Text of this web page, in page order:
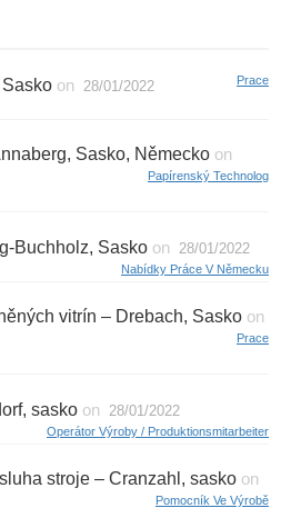
on 28/01/2022 Prace
Sasko, Německo on
Papírenský Technolog
Buchholz, Sasko on 28/01/2022
Nabídky Práce V Německu
vitrín – Drebach, Sasko on
Prace
sasko on 28/01/2022
Operátor Výroby / Produktionsmitarbeiter
stroje – Cranzahl, sasko on
Pomocník Ve Výrobě